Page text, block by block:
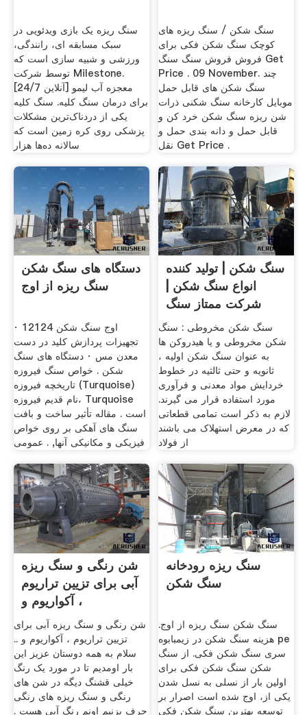
سنگ ریزه یک بازی ویدئویی در
سبک مسابقه ای، رانندگی،
ورزشی و شبیه سازی است که
توسط شرکت Milestone.
[24/7 آنلاین] معجزه آب لیمو
برای درمان سنگ کلیه. سنگ کلیه
یکی از دردناک‌ترین مشکلات
پزشکی روی کره زمین است که
سالانه ده‌ها هزار
سنگ شکن / سنگ ریزه های
کوچک سنگ شکن فکی برای
فروش فروش سنگ سنگ Get
Price . 09 November. چند
سنگ شکن های قابل حمل
موبایل کارخانه سنگ شکنی ذرات
شن ریزه سنگ شکن خرد کن و
قابل حمل و دانه بندی حمل و
نقل Get Price .
دستگاه های سنگ شکن
سنگ ریزه از اوج
اوج سنگ شکن 12124 ·
تجهیزات پردازش کلید در دست
معدن مس · دستگاه های سنگ
شکن . خواص سنگ فیروزه
تاریخچه فیروزه (Turquoise)
نام قدیم فیروزه، Turquoise
است . مقاله تأثیر ساخت و بافت
سنگ های آهکی بر روی خواص
فیزیکی و مکانیکی آنها, . عمومی
سنگ شکن | تولید کننده
انواع سنگ شکن |
شرکت ممتاز سنگ
شکن
سنگ شکن مخروطی : سنگ
شکن مخروطی و یا هیدروکن ها
به عنوان سنگ شکن اولیه ،
ثانویه و حتی ثالثیه در خطوط
خردایش مواد معدنی و فرآوری
مورد استفاده قرار می گیرند.
لازم به ذکر است تمامی قطعاتی
که در معرض استهلاک می باشند
از فولاد
شن رنگی و سنگ ریزه
آبی برای تزیین تراریوم
، آکواریوم و
شن رنگی و سنگ ریزه آبی برای
تزیین تراریوم ، آکواریوم و ..
سلام به همه دوستان عزیز این
بار اومدیم تا در مورد یک رنگ
خیلی قشنگ دیگه در شن های
رنگی و سنگ ریزه های رنگی
حرف بزنیم اونم رنگ آبی هست .
سنگ ریزه رودخانه
سنگ شکن
سنگ شکن سنگ ریزه از اوج.
هزینه سنگ شکن در زیمبابوه pe
سری سنگ شکن فکی. از سنگ
شکن سنگ شکن فکی برای
اولین بار از نسلی به نسل شدن
یکی از، اوج شده است اصرار بر
توسعه بهترین سنگ شکن فکی